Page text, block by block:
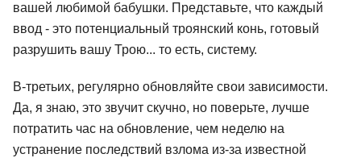
вашей любимой бабушки. Представьте, что каждый
ввод - это потенциальный троянский конь, готовый
разрушить вашу Трою... то есть, систему.
В-третьих, регулярно обновляйте свои зависимости.
Да, я знаю, это звучит скучно, но поверьте, лучше
потратить час на обновление, чем неделю на
устранение последствий взлома из-за известной